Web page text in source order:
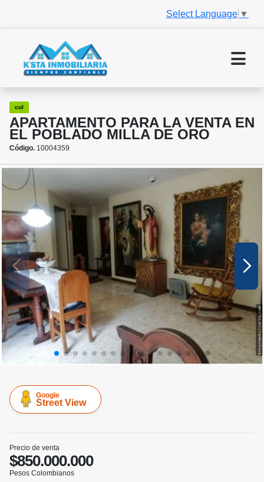
Select Language ▼
col
APARTAMENTO PARA LA VENTA EN
EL POBLADO MILLA DE ORO
Código. 10004359
Google
Street View
Precio de venta
$850.000.000
Pesos Colombianos